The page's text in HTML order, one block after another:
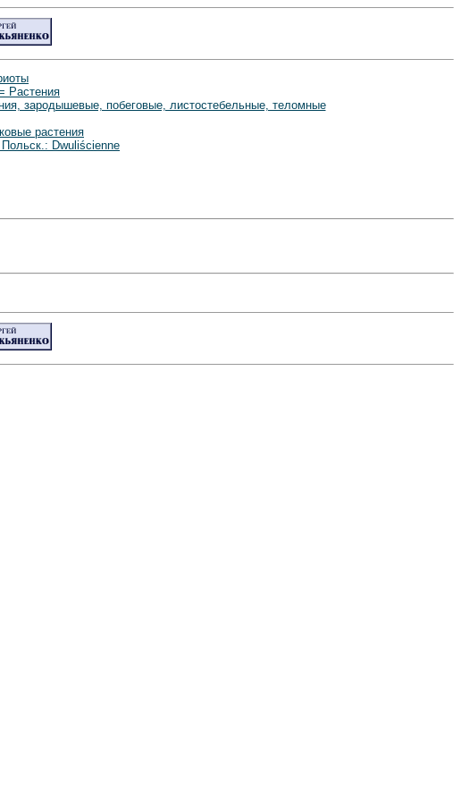
Растения
зародышевые, побеговые, листостебельные, теломные
растения
Dwuliścienne